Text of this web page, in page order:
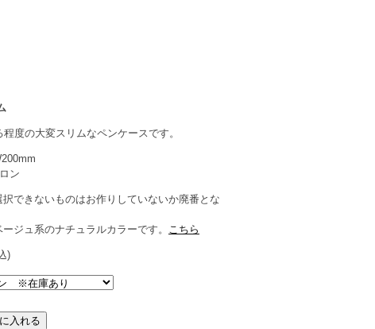
度の大変スリムなペンケースです。
ン
できないものはお作りしていないか廃番とな
ジュ系のナチュラルカラーです。 こちら
)